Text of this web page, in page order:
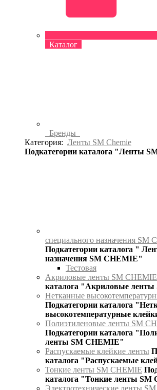
Каталог
Бренды
Категория: Ленты SM Chemie
Подкатегории каталога "Ленты
специального назначения SM
Подкатегории каталога "
назначения SM CHEMIE"
Тестовая
Акриловые ленты SM CHEMIE
каталога "Акриловые
Нетканные
Подкатегории каталога
высокотемпературные
Полиэтиленовые ленты SM
Подкатегории каталога
ленты SM CHEMIE"
Распускаемые клейкие ленты
каталога "Распускаемые
Тонкие ленты SM CHEMIE
каталога "Тонкие ленты SM
Электротехнические ленты